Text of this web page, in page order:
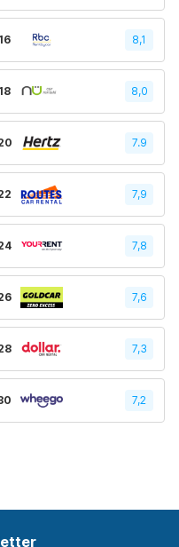
16 8,1
18 8,0
7.9
7,9
7,8
7,6
7,3
7,2